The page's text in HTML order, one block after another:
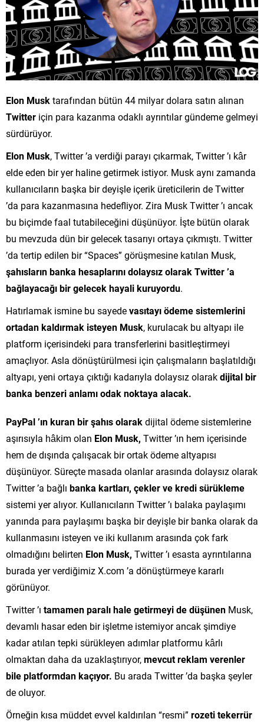
Elon Musktarafından bütün 44 milyar dolara satın alınan
Twitter için para kazanma odaklı ayrıntılar gündeme gelmeyi
sürdürüyor.
Elon Musk, Twitter ’a verdiği parayı çıkarmak, Twitter ’ı kâr
elde eden bir yer haline getirmek istiyor. Musk aynı zamanda
kullanıcıların başka bir deyişle içerik üreticilerin de Twitter
’da para kazanmasına hedefliyor. Zira Musk Twitter ’ı ancak
bu biçimde faal tutabileceğini düşünüyor. İşte bütün olarak
bu mevzuda dün bir gelecek tasarıyı ortaya çıkmıştı. Twitter
’da tertip edilen bir “Spaces” görüşmesine katılan Musk,
şahısların banka hesaplarını dolaysız olarak Twitter ’a
bağlayacağı bir gelecek hayali kuruyordu.
Hatırlamak ismine bu sayedevasıtayı ödeme sistemlerini
ortadan kaldırmak isteyen Musk, kurulacak bu altyapı ile
platform içerisindeki para transferlerini basitleştirmeyi
amaçlıyor. Asla dönüştürülmesi için çalışmaların başlatıldığı
altyapı, yeni ortaya çıktığı kadarıyla dolaysız olarakdijital bir
banka benzeri anlamı odak noktaya alacak.
PayPal ’ın kuran bir şahıs olarakdijital ödeme sistemlerine
aşırısıyla hâkim olan Elon Musk, Twitter ’ın hem içerisinde
hem de dışında çalışacak bir ortak ödeme altyapısı
düşünüyor. Süreçte masada olanlar arasında dolaysız olarak
Twitter ’a bağlı banka kartları, çekler ve kredi sürükleme
sistemi yer alıyor. Kullanıcıların Twitter ’ı balaka paylaşımı
yanında para paylaşımı başka bir deyişle bir banka olarak da
kullanmasını isteyen ve iki kullanım arasında çok fark
olmadığını belirten Elon Musk, Twitter ’ı esasta ayrıntılarına
burada yer verdiğimiz X.com ’a dönüştürmeye kararlı
görünüyor.
Twitter ’ı tamamen paralı hale getirmeyi de düşünen Musk,
devamlı hasar eden bir işletme istemiyor ancak şimdiye
kadar atılan tepki sürükleyen adımlar platformu kârlı
olmaktan daha da uzaklaştırıyor,mevcut reklam verenler
bile platformdan kaçıyor. Bu arada Twitter ’da başka şeyler
de oluyor.
Örneğin kısa müddet evvel kaldırılan “resmi” rozeti tekerrür